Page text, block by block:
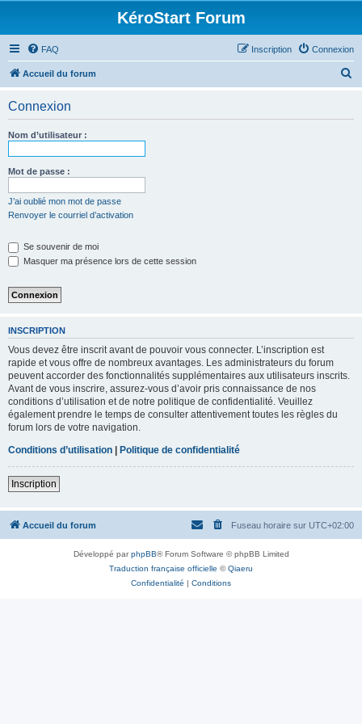
KéroStart Forum
FAQ Connexion
Inscription
Accueil du forum
Connexion
Nom d’utilisateur :
Mot de passe :
J’ai oublié mon mot de passe
Renvoyer le courriel d’activation
Se souvenir de moi
Masquer ma présence lors de cette session
INSCRIPTION
Vous devez être inscrit avant de pouvoir vous connecter. L’inscription est
rapide et vous offre de nombreux avantages. Les administrateurs du forum
peuvent accorder des fonctionnalités supplémentaires aux utilisateurs inscrits.
Avant de vous inscrire, assurez-vous d’avoir pris connaissance de nos
conditions d’utilisation et de notre politique de confidentialité. Veuillez
également prendre le temps de consulter attentivement toutes les règles du
forum lors de votre navigation.
Conditions d’utilisation | Politique de confidentialité
Inscription
Accueil du forum Fuseau horaire sur UTC+02:00
Développé parphpBB® Forum Software © phpBB Limited
Traduction française officielle ©Qiaeru
Confidentialité | Conditions